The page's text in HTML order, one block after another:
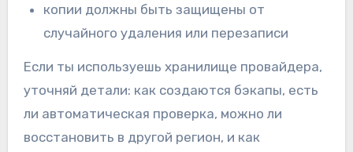
копии должны быть защищены от
случайного удаления или перезаписи
Если ты используешь хранилище провайдера,
уточняй детали: как создаются бэкапы, есть
ли автоматическая проверка, можно ли
восстановить в другой регион, и как